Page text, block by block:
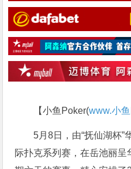
【小鱼Poker(www.小
5月8日，由“抚仙湖杯”
际扑克系列赛，在岳池丽